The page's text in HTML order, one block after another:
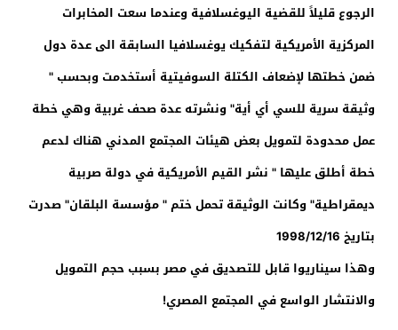
الرجوع قليلاً للقضية اليوغسلافية وعندما سعت المخابرات
المركزية الأمريكية لتفكيك يوغسلافيا السابقة الى عدة دول
ضمن خطتها لإضعاف الكتلة السوفيتية أستخدمت وبحسب "
وثيقة سرية للسي أي أية" ونشرته عدة صحف غربية وهي خطة
عمل محدودة لتمويل بعض هيئات المجتمع المدني هناك لدعم
خطة أطلق عليها " نشر القيم الأمريكية في دولة صربية
ديمقراطية" وكانت الوثيقة تحمل ختم " مؤسسة البلقان" صدرت
بتاريخ 1998/12/16
وهذا سيناريوا قابل للتصديق في مصر بسبب حجم التمويل
والانتشار الواسع في المجتمع المصري!